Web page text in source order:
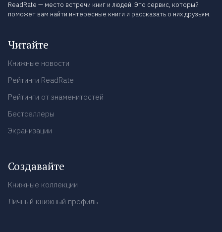
ReadRate — место встречи книг и людей. Это сервис, который
поможет вам найти интересные книги и рассказать о них друзьям.
Читайте
Книжные новости
Рейтинги ReadRate
Рейтинги от знаменитостей
Бестселлеры
Экранизации
Создавайте
Книжные коллекции
Личный книжный профиль